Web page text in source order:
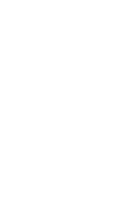
CRM-
для
самые
с
нет, и вам